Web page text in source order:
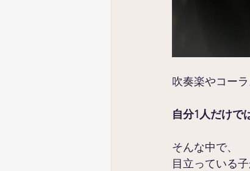
吹奏楽やコー
自分1人だけで
そんな中で、
目立っている子